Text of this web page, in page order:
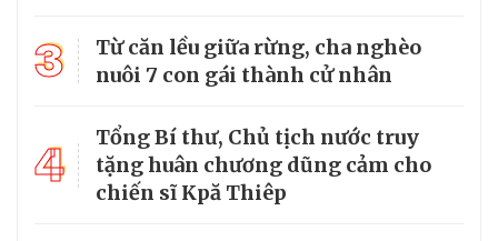
3
Từ căn lều giữa rừng, cha nghèo
nuôi 7 con gái thành cử nhân
4
Tổng Bí thư, Chủ tịch nước truy
tặng huân chương dũng cảm cho
chiến sĩ Kpă Thiêp